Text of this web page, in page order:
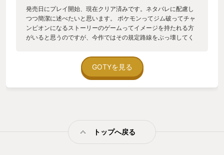
カーレットのエンディングを見たときに、ポケモンというタイ
トルとここまで共に歩んで来れて良かったと改めて思いまし
た。 この思いすべてを纏めて、今年のGOTYに捧げます。とい
うか最早Yearを超えてLifeです！ では、みんなもポケモンゲッ
トだぜーッ！
発売日にプレイ開始、現在クリア済みです。ネタバレに配慮し
つつ簡潔に述べたいと思います。 ポケモンってジム破ってチャ
ンピオンになるストーリーのゲームってイメージを持たれる方
がいると思うのですが、今作ではその規定路線をぶっ壊してく
か... ストーリーは間違いなく歴代史上最高であると断言しま
す。ポケモンをプレイして泣く日が来るとは思いませんでし
GOTYを見る
トップへ戻る